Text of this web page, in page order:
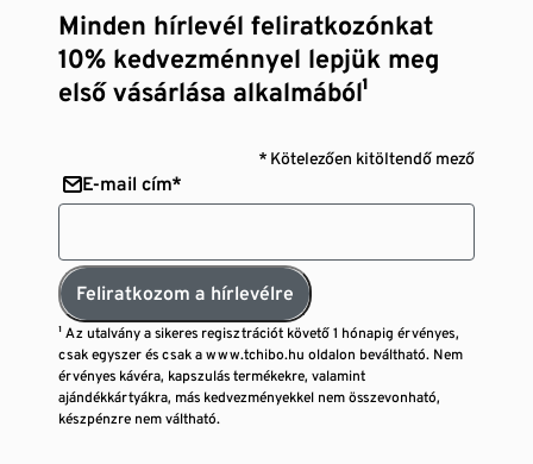
Minden hírlevél feliratkozónkat
10% kedvezménnyel lepjük meg
első vásárlása alkalmából¹
* Kötelezően kitöltendő mező
E-mail cím*
Feliratkozom a hírlevélre
¹ Az utalvány a sikeres regisztrációt követő 1 hónapig érvényes,
csak egyszer és csak a www.tchibo.hu oldalon beváltható. Nem
érvényes kávéra, kapszulás termékekre, valamint
ajándékkártyákra, más kedvezményekkel nem összevonható,
készpénzre nem váltható.